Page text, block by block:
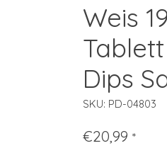
Weis
Dips
SKU: PD-04803
€20,99 *